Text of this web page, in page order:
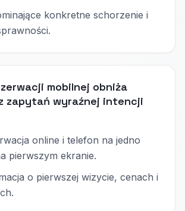
konkretne schorzenie i
mobilnej obniża
zapytań wyraźnej intencji
online i telefon na jedno
pierwszym ekranie.
o pierwszej wizycie, cenach i